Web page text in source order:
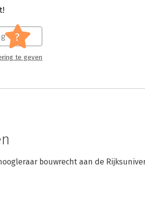
?
te geven
bouwrecht aan de